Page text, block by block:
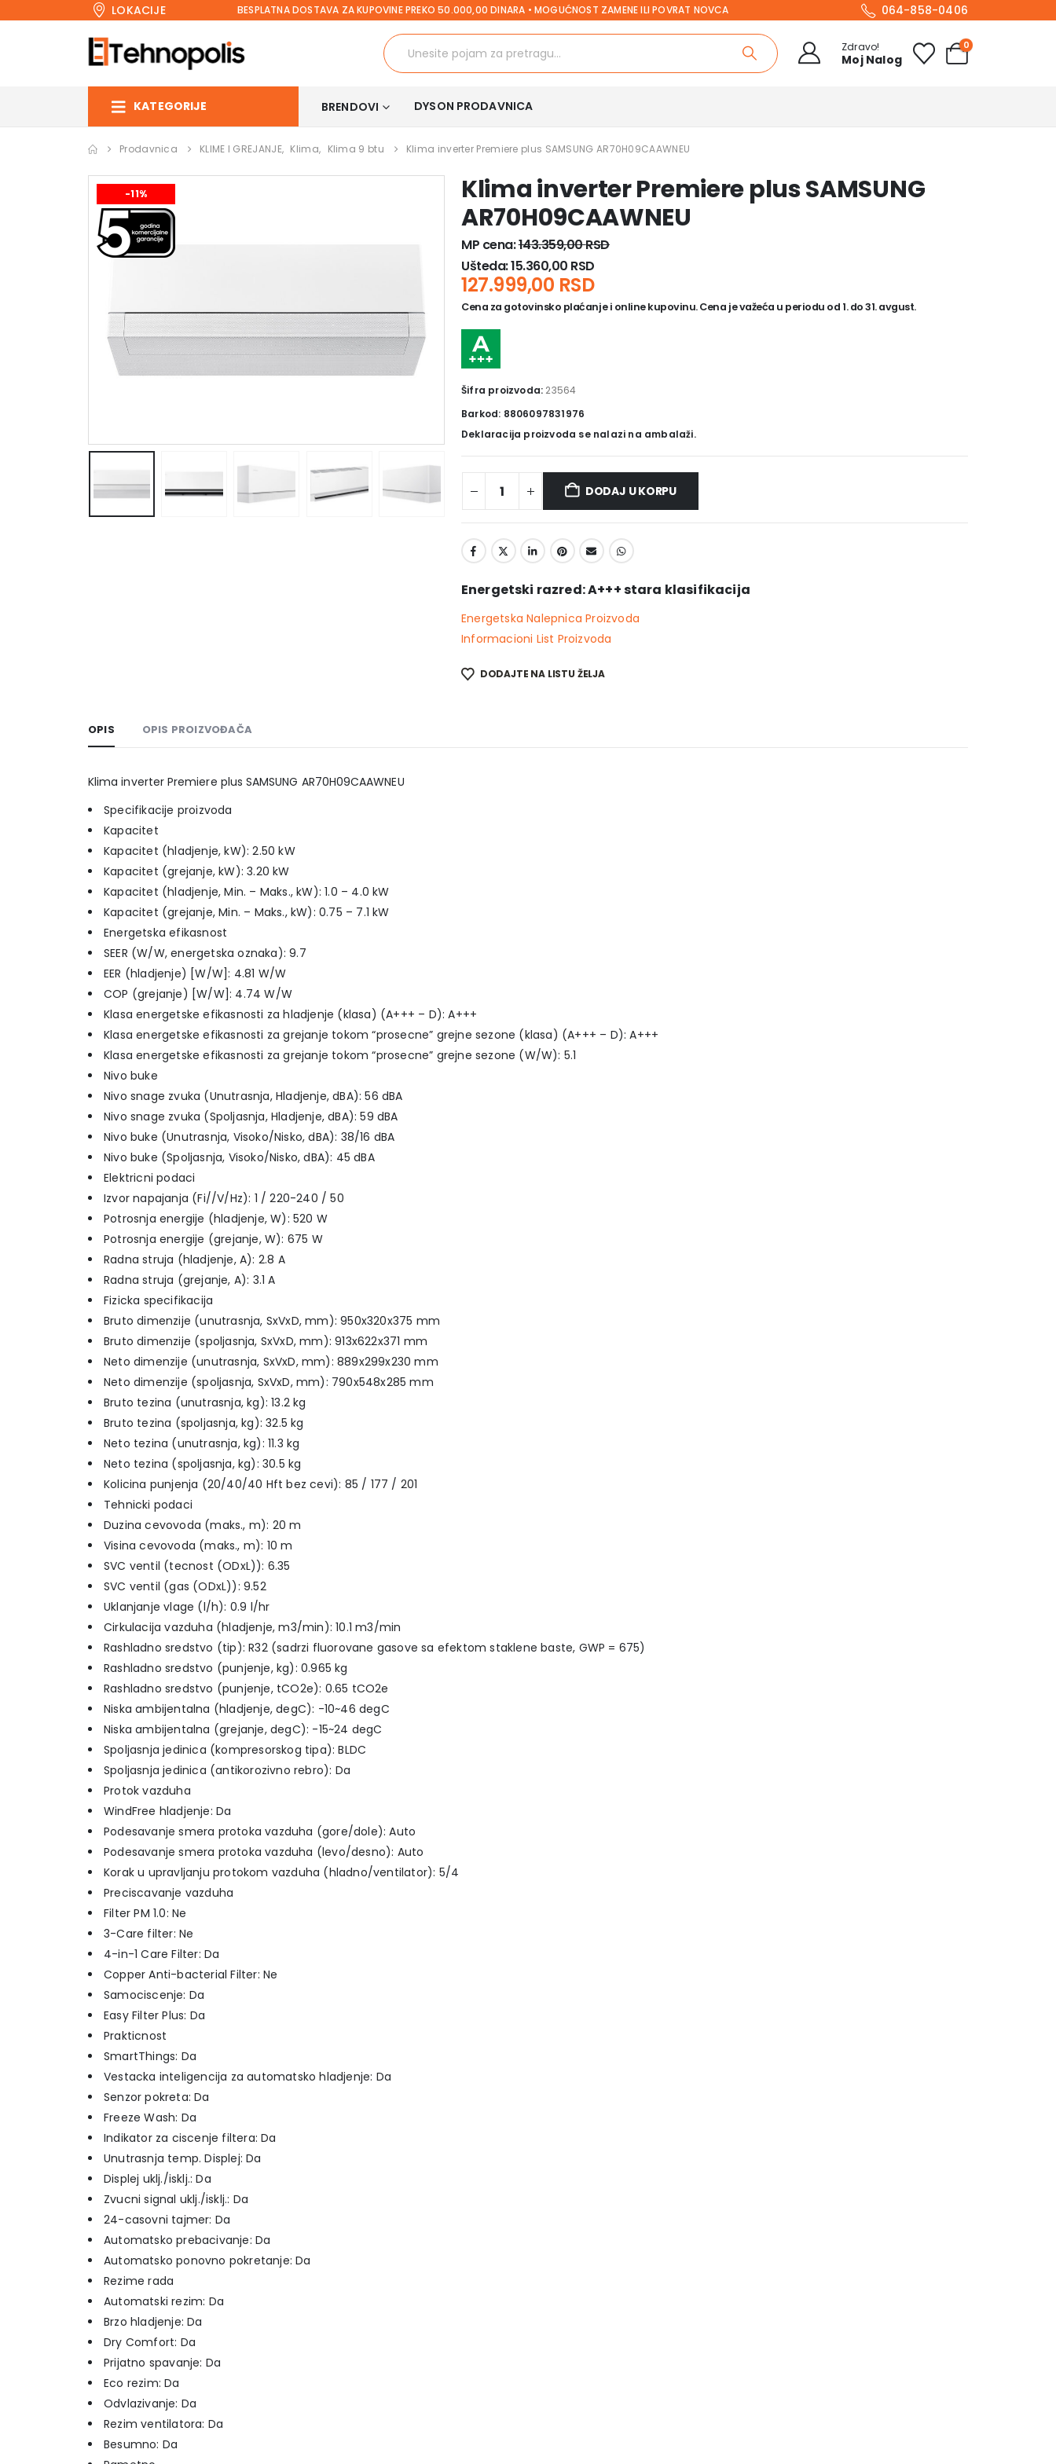
LOKACIJE BESPLATNA DOSTAVA ZA KUPOVINE PREKO 50.000,00 DINARA • MOGUĆNOST ZAMENE ILI POVRAT NOVCA 064-858-0406
Zdravo!
Moj Nalog
0
KATEGORIJE BRENDOVI DYSON PRODAVNICA
Prodavnica KLIME I GREJANJE, Klima, Klima 9 btu Klima inverter Premiere plus SAMSUNG AR70H09CAAWNEU
-11%
Klima inverter Premiere plus SAMSUNG
AR70H09CAAWNEU
MP cena:143.359,00RSD
Ušteda:15.360,00 RSD
127.999,00 RSD
Cena za gotovinsko plaćanje i online kupovinu. Cena je važeća u periodu od 1. do 31. avgust.
Šifra proizvoda: 23564
Barkod: 8806097831976
Deklaracija proizvoda se nalazi na ambalaži.
DODAJ U KORPU
Energetski razred: A+++ stara klasifikacija
Energetska Nalepnica Proizvoda
Informacioni List Proizvoda
DODAJTE NA LISTU ŽELJA
OPIS OPIS PROIZVOĐAČA
Klima inverter Premiere plus SAMSUNG AR70H09CAAWNEU
Specifikacije proizvoda
Kapacitet
Kapacitet (hladjenje, kW): 2.50 kW
Kapacitet (grejanje, kW): 3.20 kW
Kapacitet (hladjenje, Min. – Maks., kW): 1.0 – 4.0 kW
Kapacitet (grejanje, Min. – Maks., kW): 0.75 – 7.1 kW
Energetska efikasnost
SEER (W/W, energetska oznaka): 9.7
EER (hladjenje) [W/W]: 4.81 W/W
COP (grejanje) [W/W]: 4.74 W/W
Klasa energetske efikasnosti za hladjenje (klasa) (A+++ – D): A+++
Klasa energetske efikasnosti za grejanje tokom “prosecne” grejne sezone (klasa) (A+++ – D): A+++
Klasa energetske efikasnosti za grejanje tokom “prosecne” grejne sezone (W/W): 5.1
Nivo buke
Nivo snage zvuka (Unutrasnja, Hladjenje, dBA): 56 dBA
Nivo snage zvuka (Spoljasnja, Hladjenje, dBA): 59 dBA
Nivo buke (Unutrasnja, Visoko/Nisko, dBA): 38/16 dBA
Nivo buke (Spoljasnja, Visoko/Nisko, dBA): 45 dBA
Elektricni podaci
Izvor napajanja (Fi//V/Hz): 1 / 220-240 / 50
Potrosnja energije (hladjenje, W): 520 W
Potrosnja energije (grejanje, W): 675 W
Radna struja (hladjenje, A): 2.8 A
Radna struja (grejanje, A): 3.1 A
Fizicka specifikacija
Bruto dimenzije (unutrasnja, SxVxD, mm): 950x320x375 mm
Bruto dimenzije (spoljasnja, SxVxD, mm): 913x622x371 mm
Neto dimenzije (unutrasnja, SxVxD, mm): 889x299x230 mm
Neto dimenzije (spoljasnja, SxVxD, mm): 790x548x285 mm
Bruto tezina (unutrasnja, kg): 13.2 kg
Bruto tezina (spoljasnja, kg): 32.5 kg
Neto tezina (unutrasnja, kg): 11.3 kg
Neto tezina (spoljasnja, kg): 30.5 kg
Kolicina punjenja (20/40/40 Hft bez cevi): 85 / 177 / 201
Tehnicki podaci
Duzina cevovoda (maks., m): 20 m
Visina cevovoda (maks., m): 10 m
SVC ventil (tecnost (ODxL)): 6.35
SVC ventil (gas (ODxL)): 9.52
Uklanjanje vlage (l/h): 0.9 l/hr
Cirkulacija vazduha (hladjenje, m3/min): 10.1 m3/min
Rashladno sredstvo (tip): R32 (sadrzi fluorovane gasove sa efektom staklene baste, GWP = 675)
Rashladno sredstvo (punjenje, kg): 0.965 kg
Rashladno sredstvo (punjenje, tCO2e): 0.65 tCO2e
Niska ambijentalna (hladjenje, degC): -10~46 degC
Niska ambijentalna (grejanje, degC): -15~24 degC
Spoljasnja jedinica (kompresorskog tipa): BLDC
Spoljasnja jedinica (antikorozivno rebro): Da
Protok vazduha
WindFree hladjenje: Da
Podesavanje smera protoka vazduha (gore/dole): Auto
Podesavanje smera protoka vazduha (levo/desno): Auto
Korak u upravljanju protokom vazduha (hladno/ventilator): 5/4
Preciscavanje vazduha
Filter PM 1.0: Ne
3-Care filter: Ne
4-in-1 Care Filter: Da
Copper Anti-bacterial Filter: Ne
Samociscenje: Da
Easy Filter Plus: Da
Prakticnost
SmartThings: Da
Vestacka inteligencija za automatsko hladjenje: Da
Senzor pokreta: Da
Freeze Wash: Da
Indikator za ciscenje filtera: Da
Unutrasnja temp. Displej: Da
Displej uklj./isklj.: Da
Zvucni signal uklj./isklj.: Da
24-casovni tajmer: Da
Automatsko prebacivanje: Da
Automatsko ponovno pokretanje: Da
Rezime rada
Automatski rezim: Da
Brzo hladjenje: Da
Dry Comfort: Da
Prijatno spavanje: Da
Eco rezim: Da
Odvlazivanje: Da
Rezim ventilatora: Da
Besumno: Da